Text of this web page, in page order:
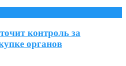
контроль за
органов